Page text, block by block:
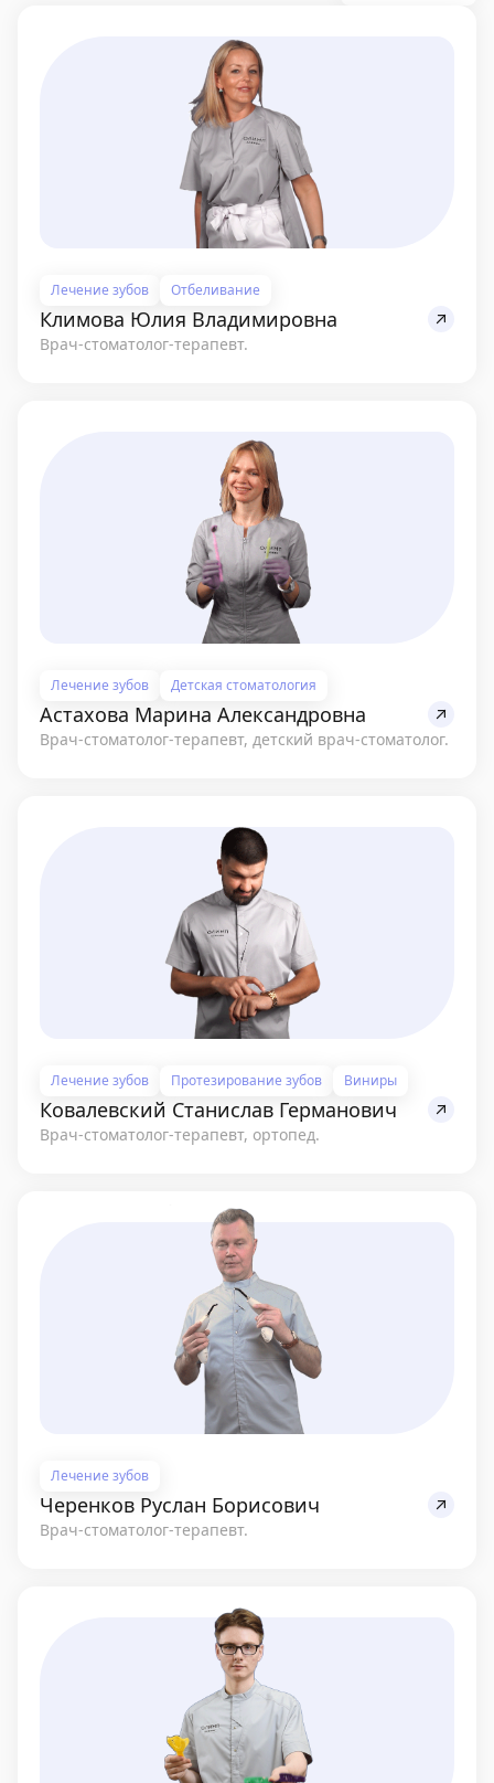
Лечение зубов Отбеливание
Климова Юлия Владимировна
Врач-стоматолог-терапевт.
Лечение зубов Детская стоматология
Астахова Марина Александровна
Врач-стоматолог-терапевт, детский врач-стоматолог.
Лечение зубов Протезирование зубов Виниры
Ковалевский Станислав Германович
Врач-стоматолог-терапевт, ортопед.
Лечение зубов
Черенков Руслан Борисович
Врач-стоматолог-терапевт.